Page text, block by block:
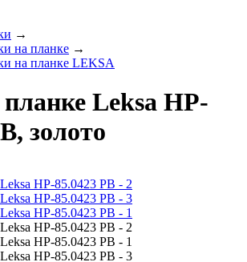
→
на планке →
на планке LEKSA
Leksa HP-
золото